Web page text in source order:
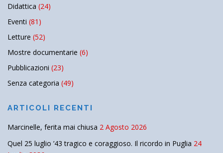
Didattica (24)
Eventi (81)
Letture (52)
Mostre documentarie (6)
Pubblicazioni (23)
Senza categoria (49)
ARTICOLI RECENTI
Marcinelle, ferita mai chiusa 2 Agosto 2026
Quel 25 luglio ’43 tragico e coraggioso. Il ricordo in Puglia 24